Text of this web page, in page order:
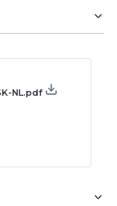
NL.pdf